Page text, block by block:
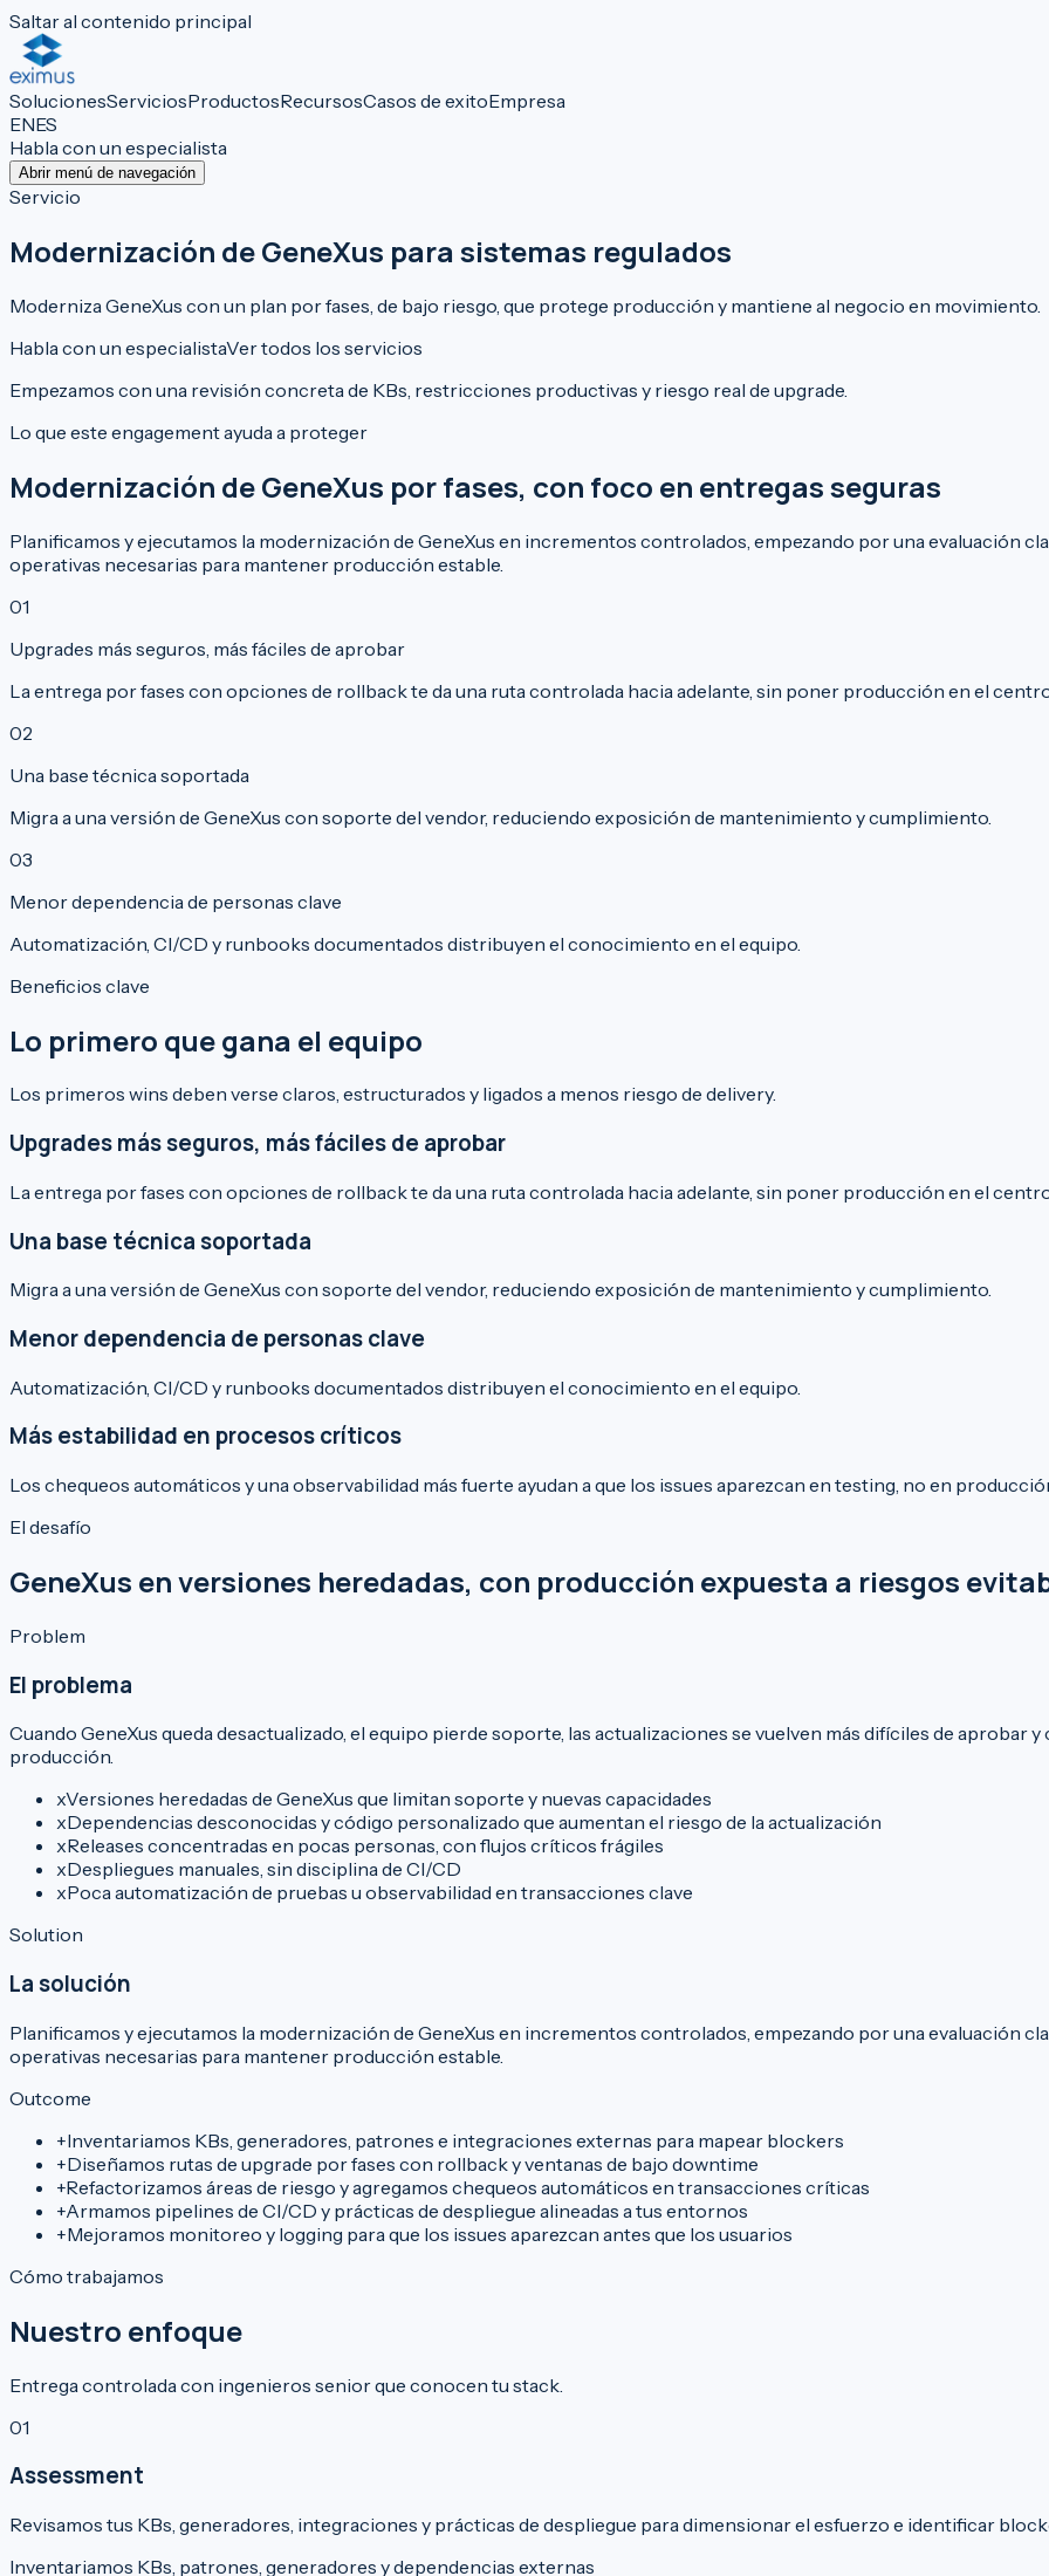
Saltar al contenido principal
SolucionesServiciosProductosRecursosCasos de exitoEmpresa
ENES
Habla con un especialista
Abrir menú de navegación
Servicio
Modernización de GeneXus para sistemas regulados
Moderniza GeneXus con un plan por fases, de bajo riesgo, que protege producción y mantiene al negocio en movimiento.
Habla con un especialistaVer todos los servicios
Empezamos con una revisión concreta de KBs, restricciones productivas y riesgo real de upgrade.
Lo que este engagement ayuda a proteger
Modernización de GeneXus por fases, con foco en entregas seguras
Planificamos y ejecutamos la modernización de GeneXus en incrementos controlados, empezando por una evaluación
operativas necesarias para mantener producción estable.
01
Upgrades más seguros, más fáciles de aprobar
La entrega por fases con opciones de rollback te da una ruta controlada hacia adelante, sin poner producción en el
02
Una base técnica soportada
Migra a una versión de GeneXus con soporte del vendor, reduciendo exposición de mantenimiento y cumplimiento.
03
Menor dependencia de personas clave
Automatización, CI/CD y runbooks documentados distribuyen el conocimiento en el equipo.
Beneficios clave
Lo primero que gana el equipo
Los primeros wins deben verse claros, estructurados y ligados a menos riesgo de delivery.
Upgrades más seguros, más fáciles de aprobar
La entrega por fases con opciones de rollback te da una ruta controlada hacia adelante, sin poner producción en el
Una base técnica soportada
Migra a una versión de GeneXus con soporte del vendor, reduciendo exposición de mantenimiento y cumplimiento.
Menor dependencia de personas clave
Automatización, CI/CD y runbooks documentados distribuyen el conocimiento en el equipo.
Más estabilidad en procesos críticos
Los chequeos automáticos y una observabilidad más fuerte ayudan a que los issues aparezcan en testing, no en
El desafío
GeneXus en versiones heredadas, con producción expuesta a riesgos
Problem
El problema
Cuando GeneXus queda desactualizado, el equipo pierde soporte, las actualizaciones se vuelven más difíciles de aprobar
producción.
xVersiones heredadas de GeneXus que limitan soporte y nuevas capacidades
xDependencias desconocidas y código personalizado que aumentan el riesgo de la actualización
xReleases concentradas en pocas personas, con flujos críticos frágiles
xDespliegues manuales, sin disciplina de CI/CD
xPoca automatización de pruebas u observabilidad en transacciones clave
Solution
La solución
Planificamos y ejecutamos la modernización de GeneXus en incrementos controlados, empezando por una evaluación
operativas necesarias para mantener producción estable.
Outcome
+Inventariamos KBs, generadores, patrones e integraciones externas para mapear blockers
+Diseñamos rutas de upgrade por fases con rollback y ventanas de bajo downtime
+Refactorizamos áreas de riesgo y agregamos chequeos automáticos en transacciones críticas
+Armamos pipelines de CI/CD y prácticas de despliegue alineadas a tus entornos
+Mejoramos monitoreo y logging para que los issues aparezcan antes que los usuarios
Cómo trabajamos
Nuestro enfoque
Entrega controlada con ingenieros senior que conocen tu stack.
01
Assessment
Revisamos tus KBs, generadores, integraciones y prácticas de despliegue para dimensionar el esfuerzo e identificar
Inventariamos KBs, patrones, generadores y dependencias externas